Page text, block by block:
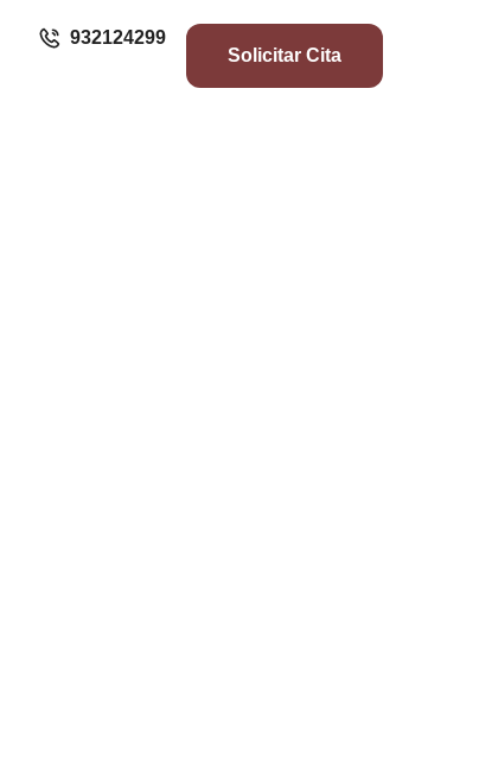
932124299
Solicitar Cita